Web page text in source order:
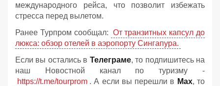
международного рейса, что позволит избежать
стресса перед вылетом.
Ранее Турпром сообщал: От транзитных капсул до
люкса: обзор отелей в аэропорту Сингапура.
Если вы остались в Телеграме, то подпишитесь на
наш Новостной канал по туризму -
https://t.me/tourprom . А если вы перешли в Мах, то